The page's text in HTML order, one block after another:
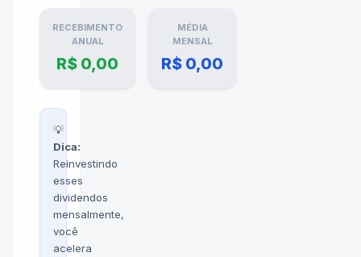
RECEBIMENTO
ANUAL
R$ 0,00
MÉDIA
MENSAL
R$ 0,00
💡
Dica:
Reinvestindo
esses
dividendos
mensalmente,
você
acelera